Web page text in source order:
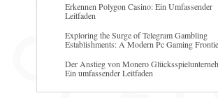
Erkennen Polygon Casino: Ein Umfassender
Leitfaden
Exploring the Surge of Telegram Gambling
Establishments: A Modern Pc Gaming
Der Anstieg von Monero
Ein umfassender Leitfaden